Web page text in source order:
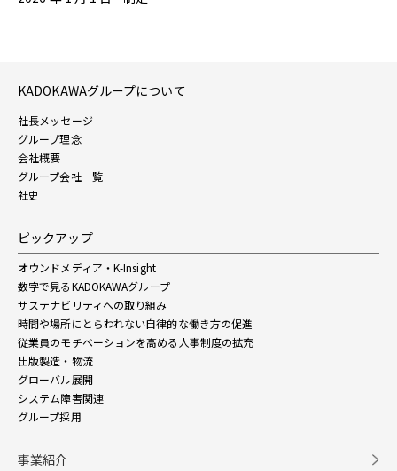
KADOKAWAグループについて
社長メッセージ
グループ理念
会社概要
グループ会社一覧
社史
ピックアップ
オウンドメディア・K-Insight
数字で見るKADOKAWAグループ
サステナビリティへの取り組み
時間や場所にとらわれない自律的な働き方の促進
従業員のモチベーションを高める人事制度の拡充
出版製造・物流
グローバル展開
システム障害関連
グループ採用
事業紹介